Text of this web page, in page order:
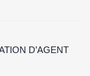
D’AGENT